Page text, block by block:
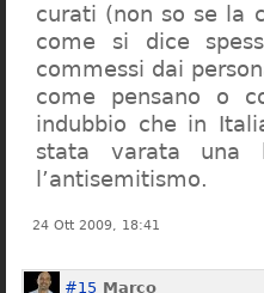
curati (non so se la
come si dice
commessi dai
come pensano o
indubbio che in
stata varata una
l’antisemitismo.
24 Ott 2009, 18:41
#15 Marco